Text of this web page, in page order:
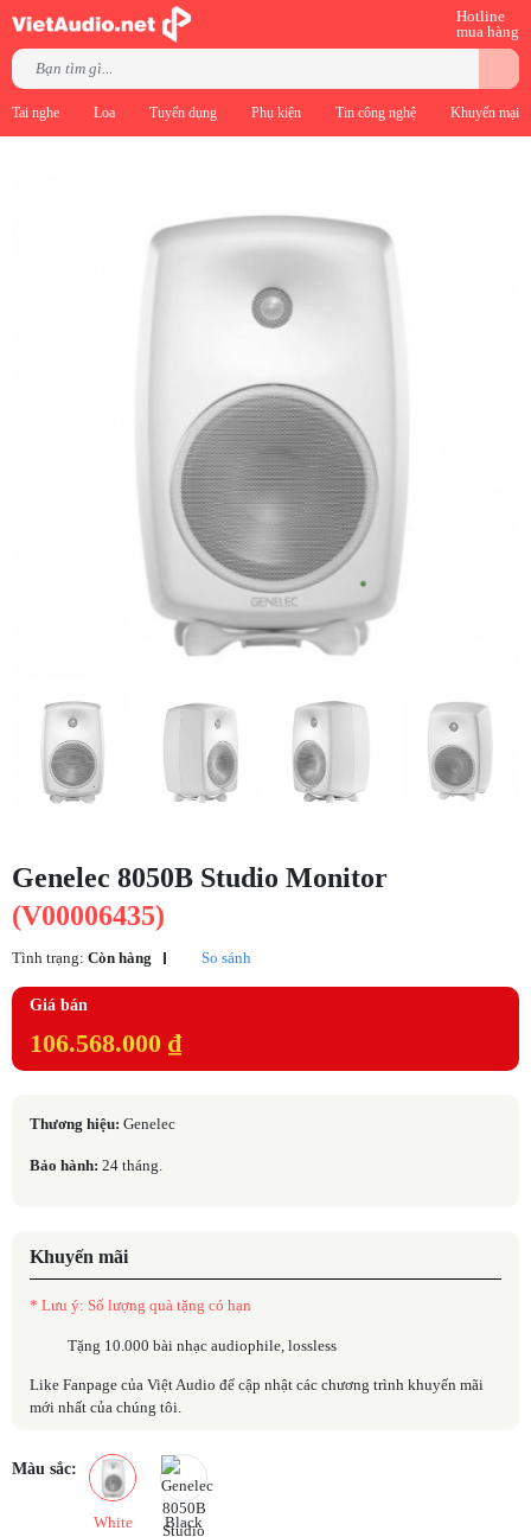
Hotline
mua hàng
Tai nghe Loa Tuyển dụng Phụ kiện Tin công nghệ Khuyến mại
Genelec 8050B Studio Monitor
(V00006435)
Tình trạng: Còn hàng So sánh
Giá bán
106.568.000 ₫
Thương hiệu: Genelec
Bảo hành: 24 tháng.
Khuyến mãi
* Lưu ý: Số lượng quà tặng có hạn
Tặng 10.000 bài nhạc audiophile, lossless
Like Fanpage của Việt Audio để cập nhật các chương trình khuyến mãi
mới nhất của chúng tôi.
Màu sắc:
White Black